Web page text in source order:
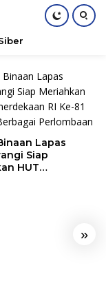
»
Lapas
Siap
HUT